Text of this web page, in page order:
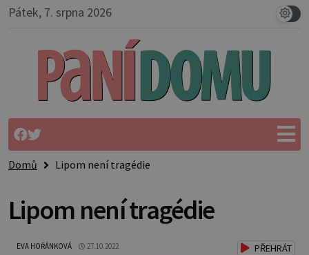
Pátek, 7. srpna 2026
Domů Lipom není tragédie
Lipom není tragédie
EVA HOŘÁNKOVÁ 27.10.2022 PŘEHRÁT